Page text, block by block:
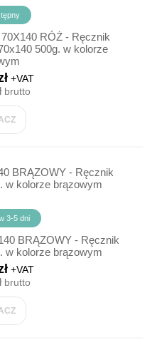
+VAT
brutto
BRĄZOWY - Ręcznik
w kolorze brązowym
3-5 dni
+VAT
brutto